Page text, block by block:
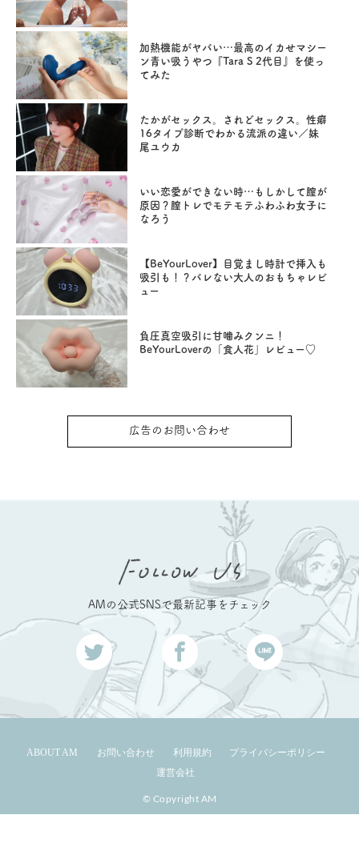
加熱機能がヤバい…最高のイカせマシー
ン青い吸うやつ『Tara S 2代目』を使っ
てみた
たかがセックス。されどセックス。性癖
16タイプ診断でわかる流派の違い／妹
尾ユウカ
いい恋愛ができない時…もしかして膣が
原因？膣トレでモテモテふわふわ女子に
なろう
【BeYourLover】目覚まし時計で挿入も
吸引も！？バレない大人のおもちゃレビ
ュー
負圧真空吸引に甘噛みクンニ！
BeYourLoverの「食人花」レビュー♡
広告のお問い合わせ
AMの公式SNSで最新記事をチェック
ABOUT AM お問い合わせ 利用規約
プライバシーポリシー
運営会社
© Copyright AM